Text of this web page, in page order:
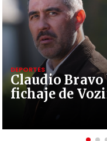
Claudio
fichaje de
DEPORTES